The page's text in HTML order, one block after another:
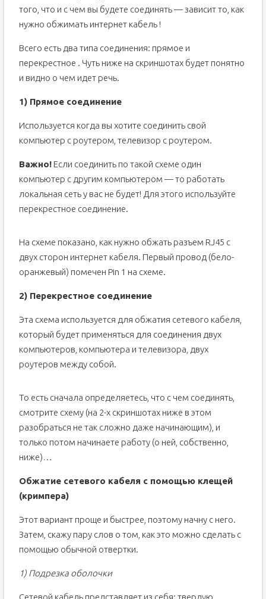
того, что и с чем вы будете соединять — зависит то, как
нужно обжимать интернет кабель !
Всего есть два типа соединения: прямое и
перекрестное . Чуть ниже на скриншотах будет понятно
и видно о чем идет речь.
1) Прямое соединение
Используется когда вы хотите соединить свой
компьютер с роутером, телевизор с роутером.
Важно!Если соединить по такой схеме один
компьютер с другим компьютером — то работать
локальная сеть у вас не будет! Для этого используйте
перекрестное соединение.
На схеме показано, как нужно обжать разъем RJ45 с
двух сторон интернет кабеля. Первый провод (бело-
оранжевый) помечен Pin 1 на схеме.
2) Перекрестное соединение
Эта схема используется для обжатия сетевого кабеля,
который будет применяться для соединения двух
компьютеров, компьютера и телевизора, двух
роутеров между собой.
То есть сначала определяетесь, что с чем соединять,
смотрите схему (на 2-х скриншотах ниже в этом
разобраться не так сложно даже начинающим), и
только потом начинаете работу (о ней, собственно,
ниже)…
Обжатие сетевого кабеля с помощью клещей
(кримпера)
Этот вариант проще и быстрее, поэтому начну с него.
Затем, скажу пару слов о том, как это можно сделать с
помощью обычной отвертки.
1) Подрезка оболочки
Сетевой кабель представляет из себя: твердую